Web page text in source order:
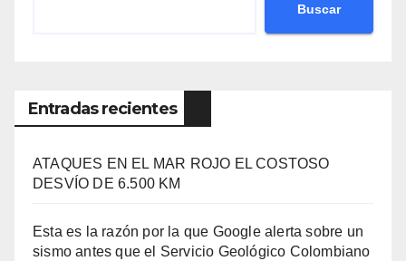
Buscar
Entradas recientes
ATAQUES EN EL MAR ROJO EL COSTOSO
DESVÍO DE 6.500 KM
Esta es la razón por la que Google alerta sobre un
sismo antes que el Servicio Geológico Colombiano